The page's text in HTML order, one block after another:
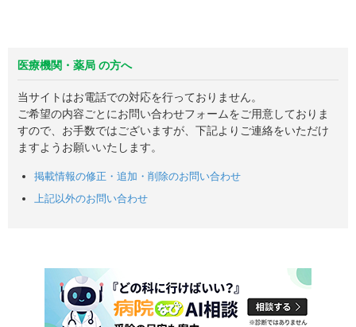
医療機関・薬局 の方へ
当サイトはお電話での対応を行っておりません。
ご希望の内容ごとにお問い合わせフォームをご用意しておりま
すので、お手数ではございますが、下記よりご連絡をいただけ
ますようお願いいたします。
掲載情報の修正・追加・削除のお問い合わせ
上記以外のお問い合わせ